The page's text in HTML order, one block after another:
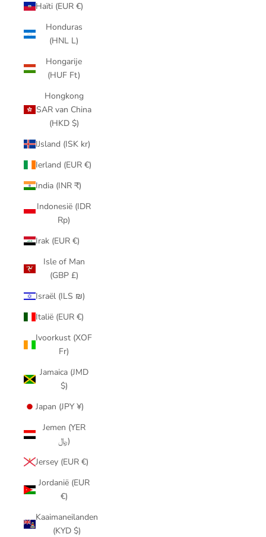
Haïti (EUR €)
Honduras
(HNL L)
Hongarije
(HUF Ft)
Hongkong
SAR van China
(HKD $)
IJsland (ISK kr)
Ierland (EUR €)
India (INR ₹)
Indonesië (IDR
Rp)
Irak (EUR €)
Isle of Man
(GBP £)
Israël (ILS ₪)
Italië (EUR €)
Ivoorkust (XOF
Fr)
Jamaica (JMD
$)
Japan (JPY ¥)
Jemen (YER
﷼)
Jersey (EUR €)
Jordanië (EUR
€)
Kaaimaneilanden
(KYD $)